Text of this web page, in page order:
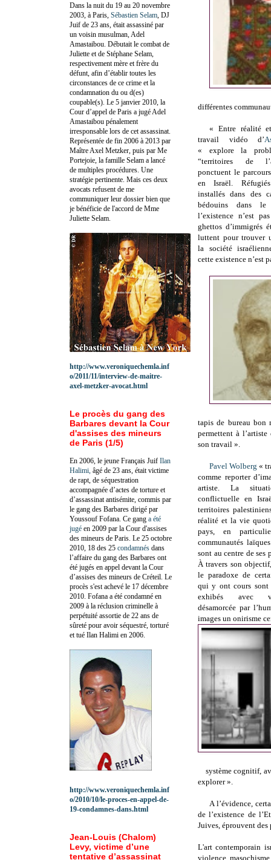
différentes
« Entre réalité
travail vidéo d’
« explore la
“territoires de
ponctuent le
en Israël.
installés dans des
bédouins dans
l’existence n’est
ghettos d’immigrés
luttent pour trouver
la société
cette existence n’est
tapis de bureau bon
permettent à
son travail ».
Pavel Wolberg «
comme reporter
artiste. La
conflictuelle en
territoires
réalité et la vie
pays, en
communautés
sont au centre de ses
À travers son
le paradoxe de
qui y ont cours sont
exhibés avec
désamorcée par
images un onirisme
système cognitif,
explorer ».
A l’évidence,
de l’existence de
Juives, éprouvent
L'art contemporain
violence,
Dans la nuit du 19 au 20 novembre
2003, à Paris, Sébastien Selam , DJ
Juif de 23 ans, était assassiné par
un voisin musulman, Adel
Amastaibou. Débutait le combat de
Juliette et de Stéphane Selam,
respectivement mère et frère du
défunt, afin d’établir toutes les
circonstances de ce crime et la
condamnation du ou d(es)
coupable(s). Le 5 janvier 2010, la
Cour d’appel de Paris a jugé Adel
Amastaibou pénalement
irresponsable lors de cet assassinat.
Représentée de fin 2006 à 2013 par
Maître Axel Metzker, puis par Me
Portejoie, la famille Selam a lancé
de multiples procédures. Une
stratégie pertinente. Mais ces deux
avocats refusent de me
communiquer leur dossier bien que
je bénéficie de l'accord de Mme
Juliette Selam.
http://www.veroniquechemla.inf
o/2011/11/interview-de-maitre-
axel-metzker-avocat.html
Le procès du gang des
Barbares devant la Cour
d'assises des mineurs
de Paris (1/5)
En 2006, le jeune Français Juif Ilan
Halimi, âgé de 23 ans, était victime
de rapt, de séquestration
accompagnée d’actes de torture et
d’assassinat antisémite, commis par
le gang des Barbares dirigé par
Youssouf Fofana. Ce gang a été
jugé en 2009 par la Cour d'assises
des mineurs de Paris. Le 25 octobre
2010, 18 des 25 condamnés dans
l’affaire du gang des Barbares ont
été jugés en appel devant la Cour
d’assises des mineurs de Créteil. Le
procès s'est achevé le 17 décembre
2010. Fofana a été condamné en
2009 à la réclusion criminelle à
perpétuité assortie de 22 ans de
sûreté pour avoir séquestré, torturé
et tué Ilan Halimi en 2006.
http://www.veroniquechemla.inf
o/2010/10/le-proces-en-appel-de-
19-condamnes-dans.html
Jean-Louis (Chalom)
Levy, victime d’une
tentative d’assassinat